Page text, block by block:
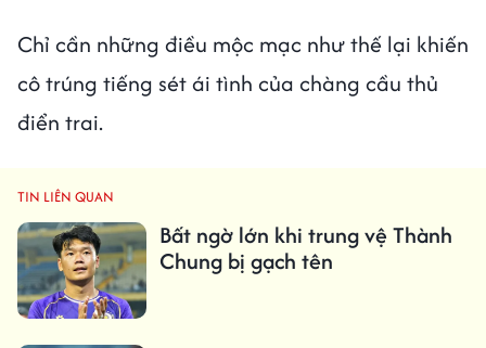
Chỉ cần những điều mộc mạc như thế lại khiến
cô trúng tiếng sét ái tình của chàng cầu thủ
điển trai.
TIN LIÊN QUAN
Bất ngờ lớn khi trung vệ Thành
Chung bị gạch tên